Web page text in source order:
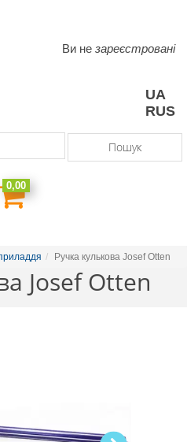
UA
RUS
Пошук
0,00
Ви не зареєстровані
Ручка кулькова Josef Otten
Josef Otten